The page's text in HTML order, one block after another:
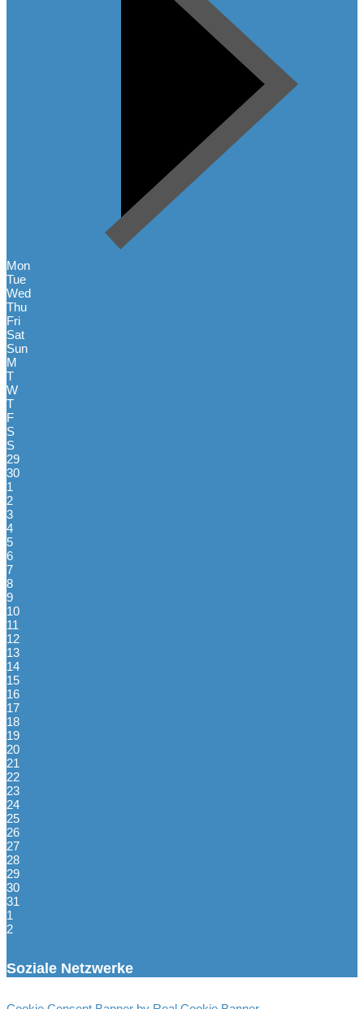
Mon
Tue
Wed
Thu
Fri
Sat
Sun
M
T
W
T
F
S
S
29
30
1
2
3
4
5
6
7
8
9
10
11
12
13
14
15
16
17
18
19
20
21
22
23
24
25
26
27
28
29
30
31
1
2
Soziale Netzwerke